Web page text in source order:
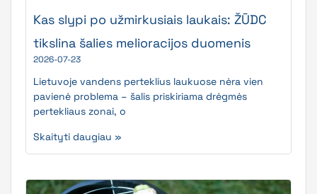
Kas slypi po užmirkusiais laukais: ŽŪDC
tikslina šalies melioracijos duomenis
2026-07-23
Lietuvoje vandens perteklius laukuose nėra vien
pavienė problema – šalis priskiriama drėgmės
pertekliaus zonai, o
Skaityti daugiau »